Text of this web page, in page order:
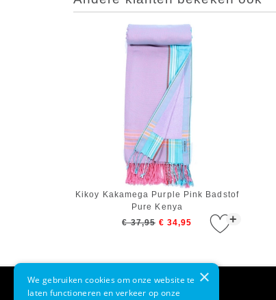
+
Kikoy Kakamega Purple Pink Badstof
Pure Kenya
€ 37,95 € 34,95
Klantenservice
×
We gebruiken cookies om onze website te
laten functioneren en verkeer op onze